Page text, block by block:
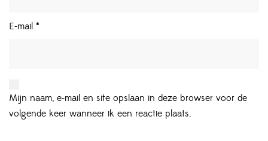
E-mail *
Mijn naam, e-mail en site opslaan in deze browser voor de
volgende keer wanneer ik een reactie plaats.